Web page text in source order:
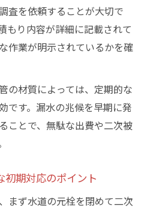
査を依頼することが大切で
もり内容が詳細に記載されて
作業が明示されているかを確
の材質によっては、定期的な
です。漏水の兆候を早期に発
ことで、無駄な出費や二次被
初期対応のポイント
まず水道の元栓を閉めて二次